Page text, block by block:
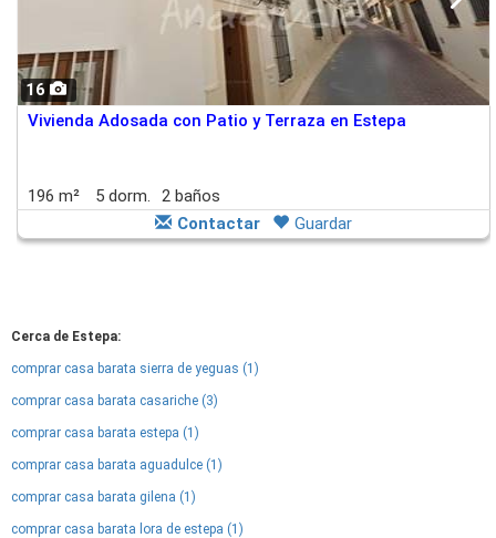
16
Vivienda Adosada con Patio y Terraza en Estepa
196 m² 5 dorm.
2 baños
Contactar
Guardar
Cerca de Estepa:
comprar casa barata sierra de yeguas (1)
comprar casa barata casariche (3)
comprar casa barata estepa (1)
comprar casa barata aguadulce (1)
comprar casa barata gilena (1)
comprar casa barata lora de estepa (1)